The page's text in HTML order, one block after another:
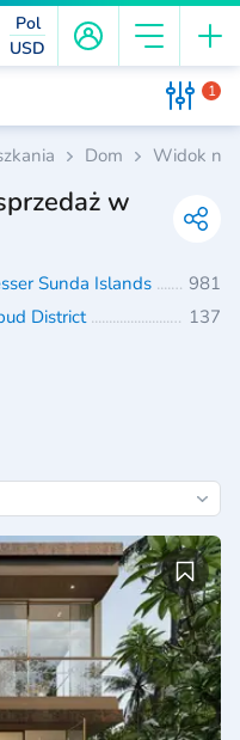
Pol
USD
1
Dom Widok na
w
Sunda Islands
981
District
137